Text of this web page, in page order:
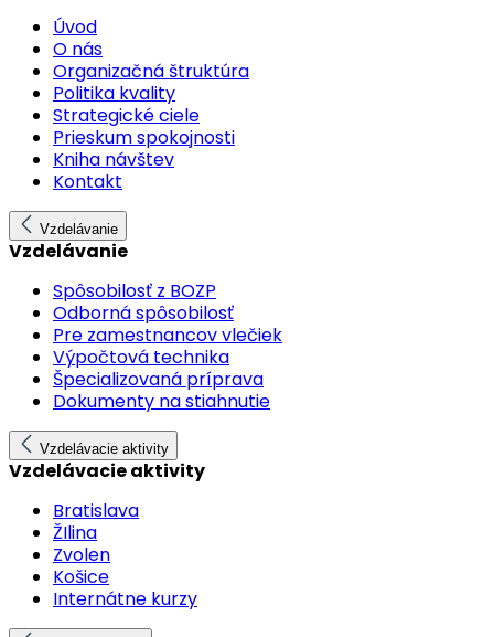
Úvod
O nás
Organizačná štruktúra
Politika kvality
Strategické ciele
Prieskum spokojnosti
Kniha návštev
Kontakt
Vzdelávanie
Vzdelávanie
Spôsobilosť z BOZP
Odborná spôsobilosť
Pre zamestnancov vlečiek
Výpočtová technika
Špecializovaná príprava
Dokumenty na stiahnutie
Vzdelávacie aktivity
Vzdelávacie aktivity
Bratislava
ŽIlina
Zvolen
Košice
Internátne kurzy